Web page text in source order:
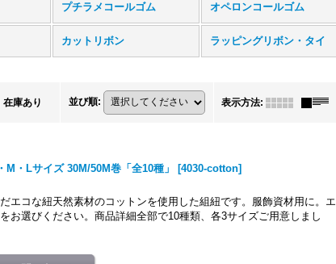
プチラメコールゴム オペロンコールゴム
カットリボン ラッピングリボン・タイ
在庫あり 並び順: 表示方法:
・Lサイズ 30M/50M巻「全10種」 [4030-cotton]
エコな紐天然素材のコットンを使用した組紐です。服飾資材用に。エ
お選びください。商品詳細全部で10種類、各3サイズご用意しまし